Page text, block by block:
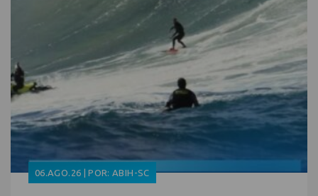
06.AGO.26 | POR: ABIH-SC